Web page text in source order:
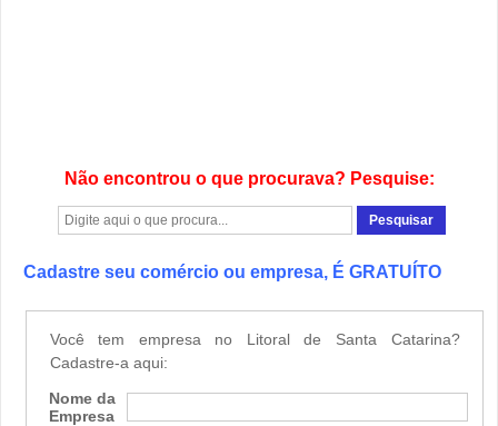
Não encontrou o que procurava? Pesquise:
Cadastre seu comércio ou empresa, É GRATUÍTO
Você tem empresa no Litoral de Santa Catarina?
Cadastre-a aqui:
Nome da
Empresa